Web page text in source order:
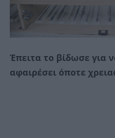
Έπειτα το βίδωσε για
αφαιρέσει όποτε